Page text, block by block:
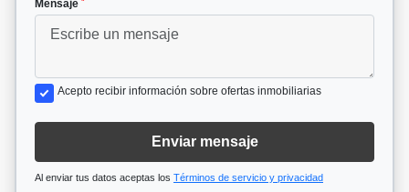
Mensaje
Acepto recibir información sobre ofertas inmobiliarias
Enviar mensaje
Al enviar tus datos aceptas los Términos de servicio y privacidad